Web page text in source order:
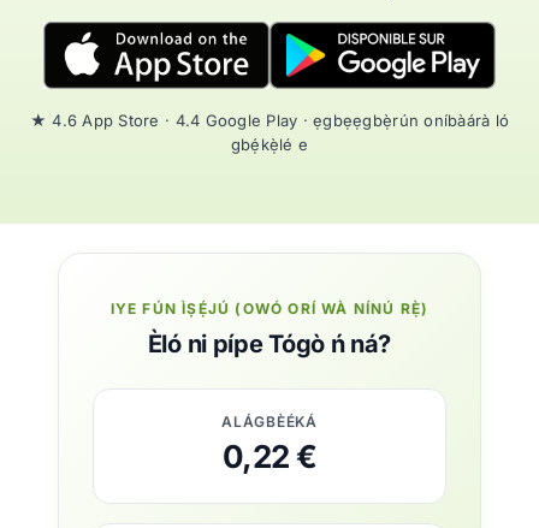
★ 4.6 App Store · 4.4 Google Play · ẹgbẹẹgbẹ̀rún oníbàárà ló
gbẹ́kẹ̀lé e
IYE FÚN ÌṢẸ́JÚ (OWÓ ORÍ WÀ NÍNÚ RẸ̀)
Èló ni pípe Tógò ń ná?
ALÁGBÈÉKÁ
0,22 €